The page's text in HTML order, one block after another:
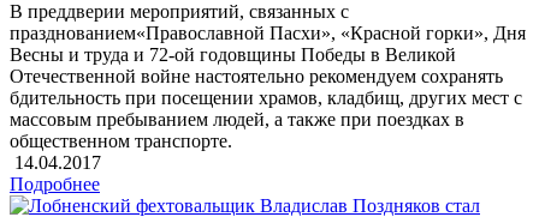
В преддверии мероприятий, связанных с
празднованием«Православной Пасхи», «Красной горки», Дня
Весны и труда и 72-ой годовщины Победы в Великой
Отечественной войне настоятельно рекомендуем сохранять
бдительность при посещении храмов, кладбищ, других мест с
массовым пребыванием людей, а также при поездках в
общественном транспорте.
14.04.2017
Подробнее